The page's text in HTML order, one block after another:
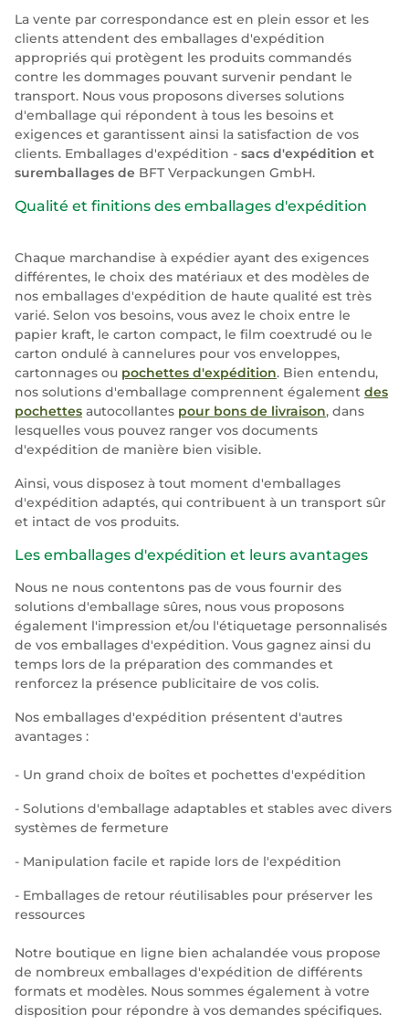
La vente par correspondance est en plein essor et les
clients attendent des emballages d'expédition
appropriés qui protègent les produits commandés
contre les dommages pouvant survenir pendant le
transport. Nous vous proposons diverses solutions
d'emballage qui répondent à tous les besoins et
exigences et garantissent ainsi la satisfaction de vos
clients. Emballages d'expédition - sacs d'expédition et
suremballages de BFT Verpackungen GmbH.
Qualité et finitions des emballages d'expédition
Chaque marchandise à expédier ayant des exigences
différentes, le choix des matériaux et des modèles de
nos emballages d'expédition de haute qualité est très
varié. Selon vos besoins, vous avez le choix entre le
papier kraft, le carton compact, le film coextrudé ou le
carton ondulé à cannelures pour vos enveloppes,
cartonnages ou pochettes d'expédition. Bien entendu,
nos solutions d'emballage comprennent également des
pochettes autocollantes pour bons de livraison, dans
lesquelles vous pouvez ranger vos documents
d'expédition de manière bien visible.
Ainsi, vous disposez à tout moment d'emballages
d'expédition adaptés, qui contribuent à un transport sûr
et intact de vos produits.
Les emballages d'expédition et leurs avantages
Nous ne nous contentons pas de vous fournir des
solutions d'emballage sûres, nous vous proposons
également l'impression et/ou l'étiquetage personnalisés
de vos emballages d'expédition. Vous gagnez ainsi du
temps lors de la préparation des commandes et
renforcez la présence publicitaire de vos colis.
Nos emballages d'expédition présentent d'autres
avantages :
- Un grand choix de boîtes et pochettes d'expédition
- Solutions d'emballage adaptables et stables avec divers
systèmes de fermeture
- Manipulation facile et rapide lors de l'expédition
- Emballages de retour réutilisables pour préserver les
ressources
Notre boutique en ligne bien achalandée vous propose
de nombreux emballages d'expédition de différents
formats et modèles. Nous sommes également à votre
disposition pour répondre à vos demandes spécifiques.